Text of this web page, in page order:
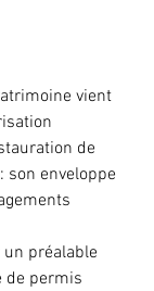
vient
de
son enveloppe
préalable
de permis